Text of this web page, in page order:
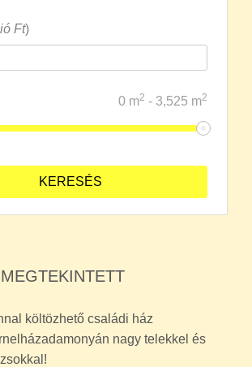
Ft)
0 m2 - 3,525 m2
költözhető családi ház
nagy telekkel és